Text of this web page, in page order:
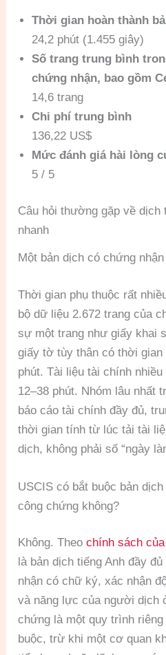
Thời gian hoàn thành
24,2 phút (1.455 giây)
Số trang trung bình
chứng nhận, bao gồm
14,6 trang
Chi phí trung bình
136,22 US$
Mức đánh giá hài lòng
5 / 5
Câu hỏi thường gặp về dịch
nhanh
Một bản dịch có chứng
Thời gian phụ thuộc rất
bộ dữ liệu 2.672 trang của
sự một trang như giấy khai
giấy tờ tùy thân có thời gian
phút. Tài liệu tài chính
12–38 phút. Nhóm lâu nhất
báo cáo tài chính đầy đủ,
thời gian tính từ lúc tải tài
dịch, không phải số “ngày
USCIS có bắt buộc bản
công chứng không?
Không. Theochính sách
là bản dịch tiếng Anh đầy
nhận có chữ ký, xác nhận
và năng lực của người dịch
chứng là một quy trình
buộc, trừ khi một cơ quan